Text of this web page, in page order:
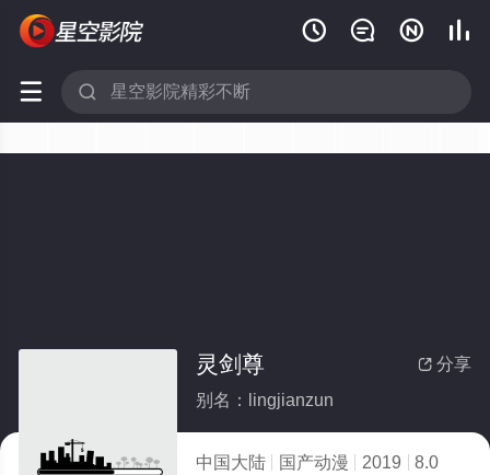
   
 
 分享
灵剑尊
别名：lingjianzun
中国大陆 国产动漫 2019
8.0